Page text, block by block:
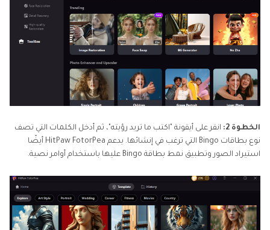
الخطوة 2:
انقر على أيقونة "اكتب ما تريد رؤيته"، ثم أدخل الكلمات التي تصف
نوع بطاقات Bingo التي ترغب في إنشائها. يدعم HitPaw FotorPea أيضًا
استيراد الصور وتطبيق نمط بطاقة Bingo عليها باستخدام أوامر نصية.